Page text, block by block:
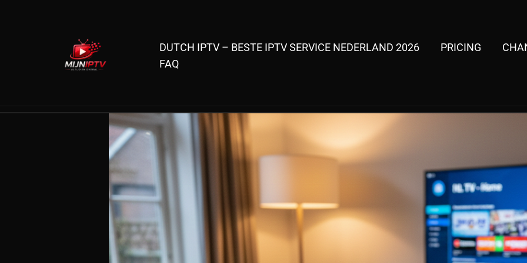
DUTCH IPTV – BESTE IPTV SERVICE NEDERLAND 2026 PRICING
FAQ